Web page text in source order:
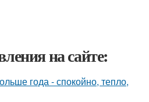
на сайте:
года - спокойно, тепло,